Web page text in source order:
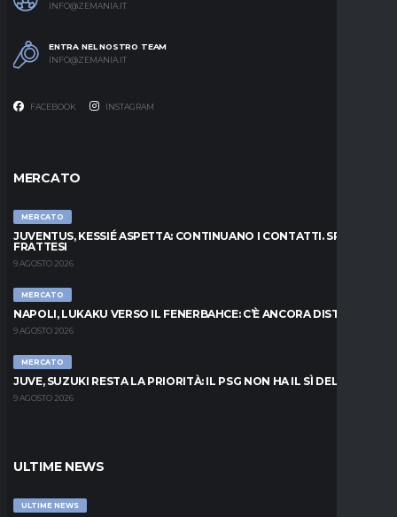
INFO@ZEMANIA.IT
ENTRA NEL NOSTRO TEAM
INFO@ZEMANIA.IT
FACEBOOK INSTAGRAM
MERCATO
MERCATO
JUVENTUS, KESSIÉ ASPETTA: CONTINUANO I CONTATTI. SPUNTA
FRATTESI
9 AGOSTO 2026
MERCATO
NAPOLI, LUKAKU VERSO IL FENERBAHCE: C’È ANCORA DISTANZA
9 AGOSTO 2026
MERCATO
JUVE, SUZUKI RESTA LA PRIORITÀ: IL PSG NON HA IL SÌ DEL PARMA
9 AGOSTO 2026
ULTIME NEWS
ULTIME NEWS